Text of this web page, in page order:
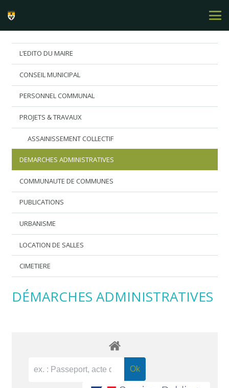
L’EDITO DU MAIRE
CONSEIL MUNICIPAL
PERSONNEL COMMUNAL
PROJETS & TRAVAUX
ASSAINISSEMENT COLLECTIF
DEMARCHES ADMINISTRATIVES
COMMUNAUTE DE COMMUNES
PUBLICATIONS
URBANISME
LOCATION DE SALLES
CIMETIERE
DÉMARCHES ADMINISTRATIVES